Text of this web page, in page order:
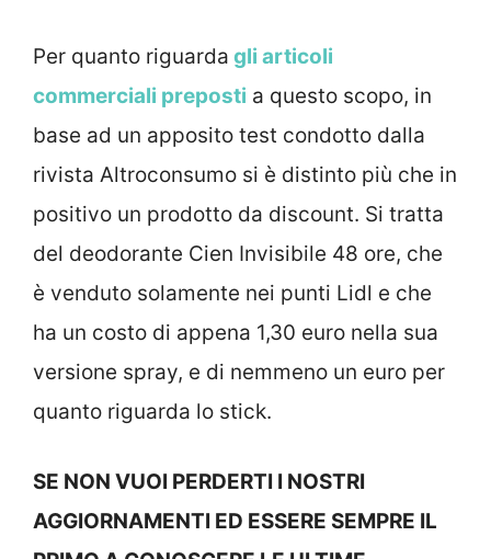
Per quanto riguarda gli articoli
commerciali preposti a questo scopo, in
base ad un apposito test condotto dalla
rivista Altroconsumo si è distinto più che in
positivo un prodotto da discount. Si tratta
del deodorante Cien Invisibile 48 ore, che
è venduto solamente nei punti Lidl e che
ha un costo di appena 1,30 euro nella sua
versione spray, e di nemmeno un euro per
quanto riguarda lo stick.
SE NON VUOI PERDERTI I NOSTRI
AGGIORNAMENTI ED ESSERE SEMPRE IL